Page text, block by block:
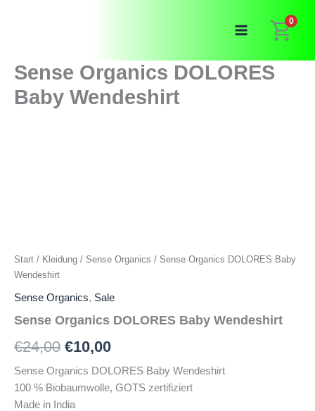
0
Sense Organics DOLORES
Baby Wendeshirt
Start / Kleidung / Sense Organics / Sense Organics DOLORES Baby
Wendeshirt
Sense Organics, Sale
Sense Organics DOLORES Baby Wendeshirt
€24,00 Ursprünglicher
Preis
war:
€10,00Aktueller
Preis
ist:
Sense Organics DOLORES Baby Wendeshirt
100 % Biobaumwolle, GOTS zertifiziert
Made in India